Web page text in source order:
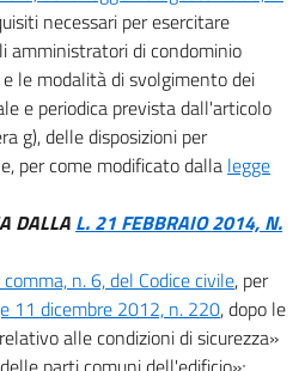
necessari per esercitare
amministratori di condominio
le modalità di svolgimento dei
e periodica prevista dall'articolo
g), delle disposizioni per
per come modificato dalla legge
DALLA L. 21 FEBBRAIO 2014, N.
n. 6, del Codice civile, per
11 dicembre 2012, n. 220, dopo le
alle condizioni di sicurezza»